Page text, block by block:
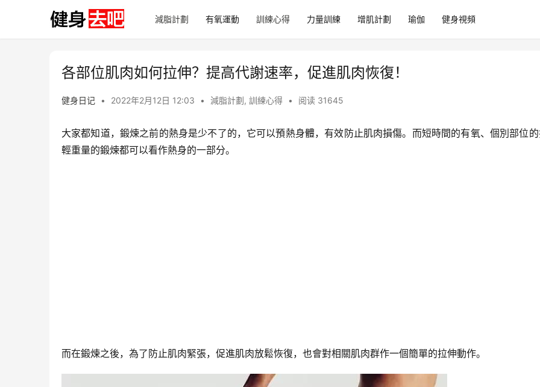
減脂計劃 有氧運動 訓練心得 力量訓練 增肌計劃 瑜伽 健身視頻
各部位肌肉如何拉伸？提高代謝速率，促進肌肉恢復！
健身日记 • 2022年2月12日 12:03 • 減脂計劃, 訓練心得 • 阅读 31645
大家都知道，鍛煉之前的熱身是少不了的，它可以預熱身體，有效防止肌肉損傷。而短時間的有氧、個別部位
輕重量的鍛煉都可以看作熱身的一部分。
而在鍛煉之後，為了防止肌肉緊張，促進肌肉放鬆恢復，也會對相關肌肉群作一個簡單的拉伸動作。